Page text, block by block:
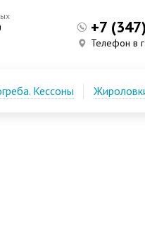
+7
Телефон в
Кессоны